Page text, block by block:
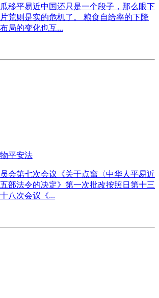
移平易近中国还只是一个段子，那么眼下
荒则是实的危机了。 粮食自给率的下降
局的变化也互...
平安法
会第七次会议《关于点窜〈中华人平易近
部法令的决定》第一次批改按照日第十三
八次会议《...